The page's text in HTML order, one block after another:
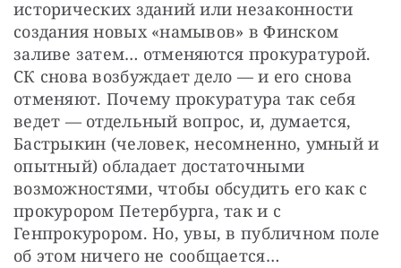
исторических зданий или незаконности
создания новых «намывов» в Финском
заливе затем… отменяются прокуратурой.
СК снова возбуждает дело — и его снова
отменяют. Почему прокуратура так себя
ведет — отдельный вопрос, и, думается,
Бастрыкин (человек, несомненно, умный и
опытный) обладает достаточными
возможностями, чтобы обсудить его как с
прокурором Петербурга, так и с
Генпрокурором. Но, увы, в публичном поле
об этом ничего не сообщается…